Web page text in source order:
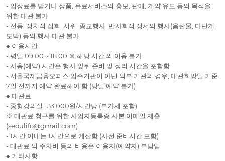
- 입장료를 받거나 상품, 유료서비스의 홍보, 판매, 계약 유도 등의 목적을
위한 대관 불가
- 선동, 정치적 집회, 시위, 종교행사, 반사회적 정서의 행사(음란물, 다단계,
도박) 등의 행사 대관 불가
◆ 이용시간
- 평일 09:00 ~ 18:00 ※ 해당 시간 외 이용 불가
- 사용(예약) 시간은 행사 앞뒤 준비 및 정리 시간을 포함함
- 서울국제금융오피스 입주기관이 아닌 외부 기관의 경우, 대관희망일 기준
7일 전까지 예약 완료해야 함 (당일 예약 불가)
◆ 대관료
- 중형강의실 : 33,000원/시간당 (부가세 포함)
※ 대관료 청구를 위한 사업자등록증 사본 이메일 제출
(seoulifo@gmail.com)
- 1시간 이내는 1시간으로 계산함 (사전 준비시간 포함)
- 대관료 외 주차비 등의 비용은 이용자(예약자) 부담임
◆ 기타사항